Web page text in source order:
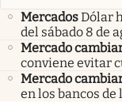
MercadosDólar
del sábado 8 de
Mercado
conviene evitar
Mercado
en los bancos de